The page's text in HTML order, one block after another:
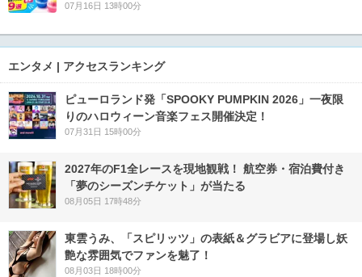
07月16日 13時00分
エンタメ | アクセスランキング
ピューロランド発「SPOOKY PUMPKIN 2026」一夜限
りのハロウィーン音楽フェス開催決定！
07月31日 15時00分
2027年のF1全レースを現地観戦！ 航空券・宿泊費付き
「夢のシーズンチケット」が当たる
08月05日 17時48分
東雲うみ、「スピリッツ」の表紙＆グラビアに登場し妖
艶な雰囲気でファンを魅了！
08月03日 18時00分